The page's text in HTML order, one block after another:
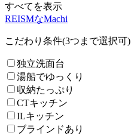
すべてを表示
REISMなMachi
こだわり条件(3つまで選択可)
独立洗面台
湯船でゆっくり
収納たっぷり
CTキッチン
ILキッチン
ブラインドあり